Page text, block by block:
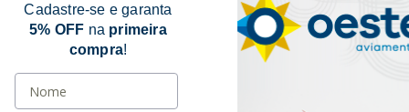
CATEGORIA
Cadastre-se e garanta
5% OFF na primeira
compra!